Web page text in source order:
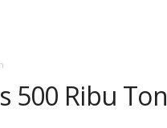
500 Ribu Ton